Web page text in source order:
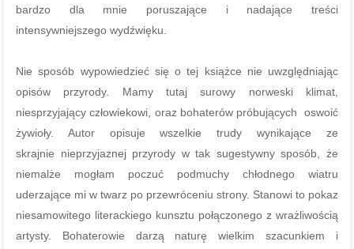
bardzo dla mnie poruszające i nadające treści
intensywniejszego wydźwięku.
Nie sposób wypowiedzieć się o tej książce nie uwzględniając
opisów przyrody. Mamy tutaj surowy norweski klimat,
niesprzyjający człowiekowi, oraz bohaterów próbujących oswoić
żywioły. Autor opisuje wszelkie trudy wynikające ze
skrajnie nieprzyjaznej przyrody w tak sugestywny sposób, że
niemalże mogłam poczuć podmuchy chłodnego wiatru
uderzające mi w twarz po przewróceniu strony. Stanowi to pokaz
niesamowitego literackiego kunsztu połączonego z wrażliwością
artysty. Bohaterowie darzą naturę wielkim szacunkiem i